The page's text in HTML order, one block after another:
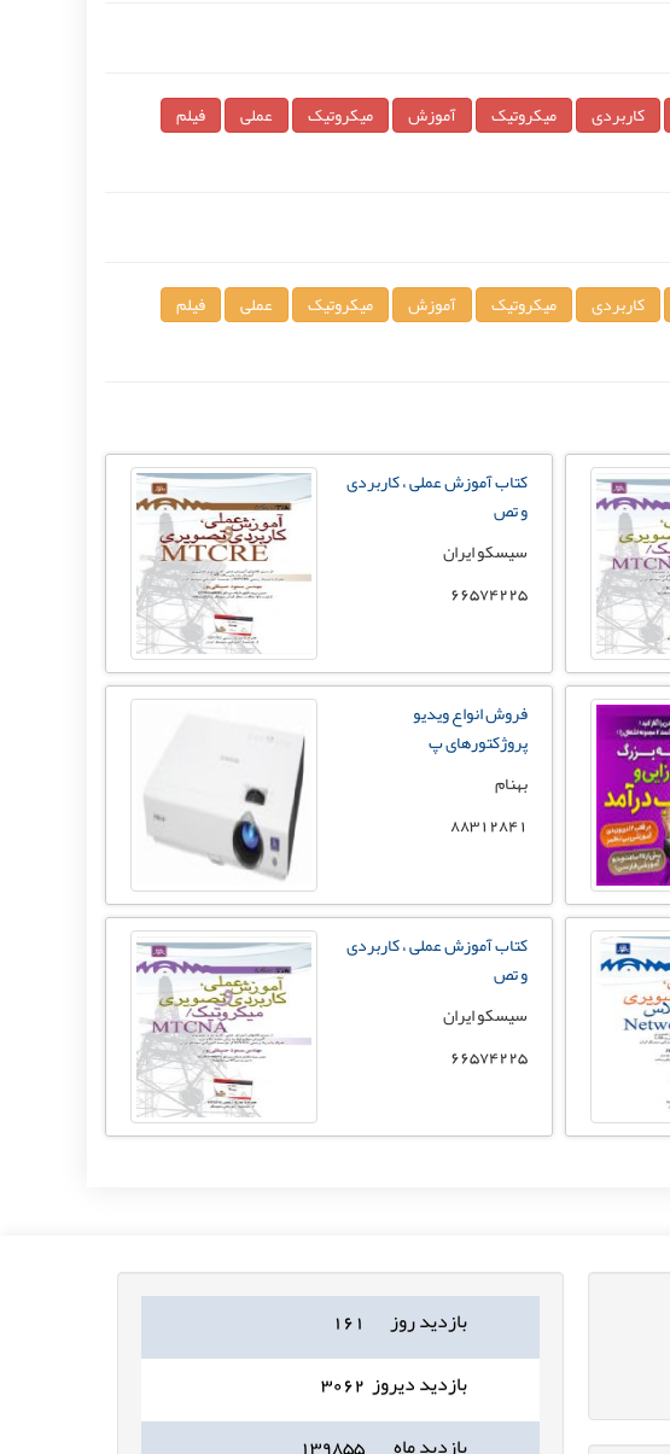
کاربردی میکروتیک آموزش میکروتیک عملی
فیلم
کاربردی میکروتیک آموزش میکروتیک عملی
فیلم
کتاب آموزش عملی ، کاربردی
و تص
سیسکو ایران
66574225
فروش انواع ویدیو
پروژکتورهای پ
بهنام
88312841
کتاب آموزش عملی ، کاربردی
و تص
سیسکو ایران
66574225
بازدید روز
۱۶۱
بازدید دیروز ۳۰۶۲